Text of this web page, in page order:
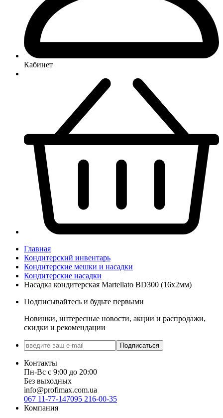
Кабинет
Главная
Кондитерский инвентарь
Кондитерские мешки и насадки
Кондитерские насадки
Насадка кондитерская Martellato BD300 (16x2мм)
Подписывайтесь и будьте первыми
Новинки, интересные новости, акции и распродажи,
скидки и рекомендации
Подписаться
Контакты
Пн-Вс с 9:00 до 20:00
Без выходных
info@profimax.com.ua
067 11-77-147095 216-00-35
Компания